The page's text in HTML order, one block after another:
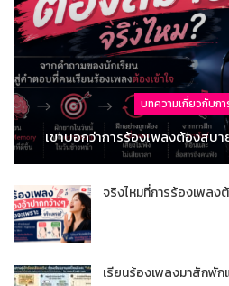
เขาบอกว่าการร้องเพลงต้องสบ
จริงไหมที่การร้องเพลง
เรียนร้องเพลงมาสักพัก